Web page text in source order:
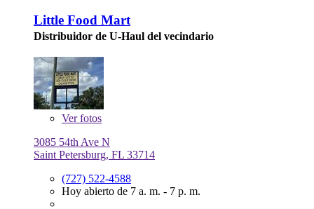
Little Food Mart
Distribuidor de U-Haul del vecindario
Verfotos
3085 54th Ave N
Saint Petersburg, FL 33714
(727) 522-4588
Hoy abierto de 7 a. m. - 7 p. m.